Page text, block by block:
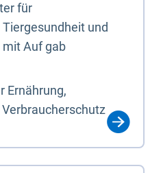
für
und
mit Auf gab
Ernährung,